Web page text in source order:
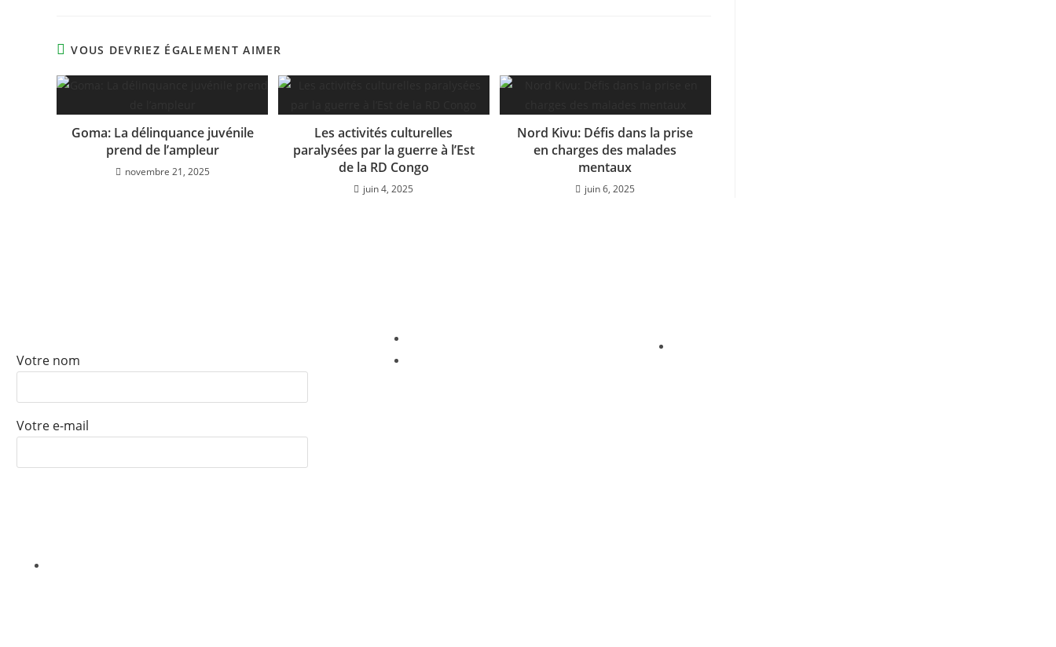
e
b
o
s
A
p
gr
a
e
dI
l g
er
VOUS DEVRIEZ ÉGALEMENT AIMER
Goma: La délinquance juvénile
prend de l’ampleur
novembre 21, 2025
Les activités culturelles
paralysées par la guerre à l’Est
de la RD Congo
juin 4, 2025
Nord Kivu: Défis dans la prise
en charges des malades
mentaux
juin 6, 2025
Votre nom
Votre e-mail